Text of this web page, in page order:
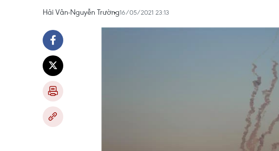
Hải Vân-Nguyễn Trường16/05/2021 23:13